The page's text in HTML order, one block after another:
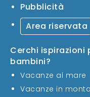
Pubblicità
Area riservata
Cerchi ispirazioni
bambini?
Vacanze al mare
Vacanze in